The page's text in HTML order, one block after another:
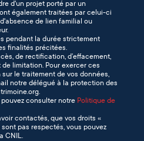
d'un projet porté par un
également traitées par celui-ci
de lien familial ou
pendant la durée strictement
finalités précitées.
de rectification, d’effacement,
limitation. Pour exercer ces
le traitement de vos données,
notre délégué à la protection des
pouvez consulter notre Politique de
contactés, que vos droits «
pas respectés, vous pouvez
CNIL.